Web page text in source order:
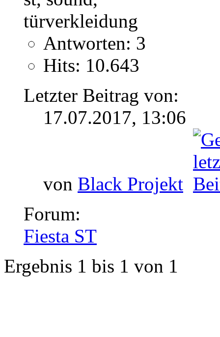
Antworten: 3
Hits: 10.643
Letzter Beitrag von:
17.07.2017, 13:06
von Black Projekt
Forum:
Fiesta ST
Ergebnis 1 bis 1 von 1